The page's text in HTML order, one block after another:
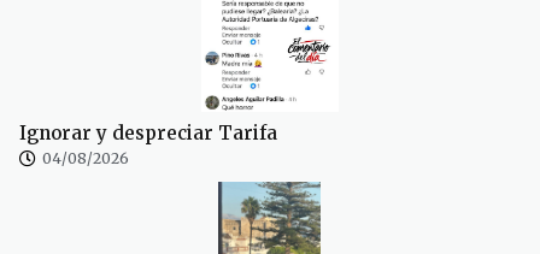
Ignorar y despreciar Tarifa
04/08/2026